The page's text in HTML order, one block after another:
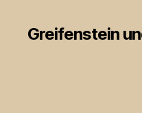
Greifenstein